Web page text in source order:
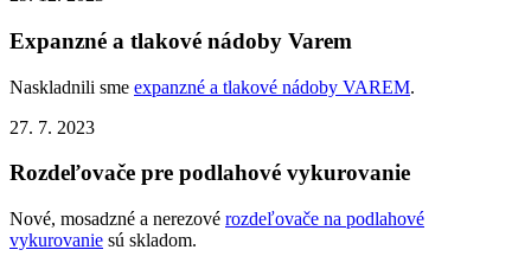
Expanzné a tlakové nádoby Varem
Naskladnili sme expanzné a tlakové nádoby VAREM.
27. 7. 2023
Rozdeľovače pre podlahové vykurovanie
Nové, mosadzné a nerezové rozdeľovače na podlahové
vykurovanie sú skladom.